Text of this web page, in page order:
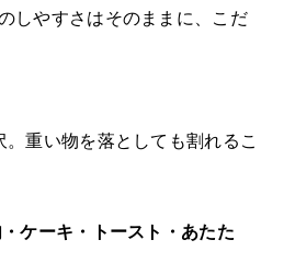
しやすさはそのままに、こだ
重い物を落としても割れるこ
ケーキ・トースト・あたた